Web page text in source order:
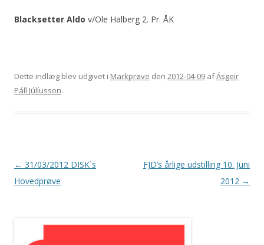
Blacksetter Aldo v/Ole Halberg 2. Pr. ÅK
Dette indlæg blev udgivet i Markprøve den 2012-04-09 afÁsgeir
Páll Júlíusson.
Indlægsnavigation
← 31/03/2012 DISK´s
Hovedprøve
FJD’s årlige udstilling 10. Juni
2012 →